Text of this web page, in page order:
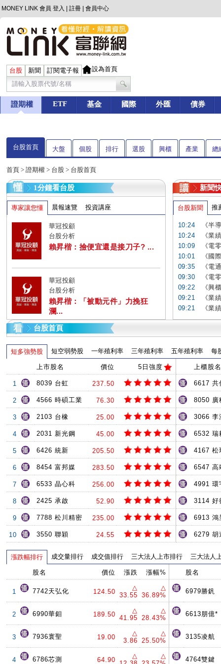
MONEY LINK 會員 登入 註冊 會員中心
台股 新聞 訂閱電子報 設為首頁
證期權 ETF 基金 國際 外匯 債券
台股首頁 大盤 個股 排行 選股 興櫃 產業 總
首頁 > 證期權 > 台股 > 台股首頁
1分鐘看台股
專家讓您懂 晨報速覽 投資講座
華冠投顧
台股分析
賴昇楷：撿便宜還是接刀子? ...
華冠投顧
台股分析
賴昇楷：「被動元件」力挽狂
瀾...
新聞
台股新聞 推
10:24
《半
10:24
《業
10:09
《電
10:01
《國
09:35
《電
09:30
《電
09:22
《興
09:21
《業
09:21
《業
台股首頁
短多強勢股 短空弱勢股 一年殖利率 三年殖利率 五年殖利率 每
上市股名 價位 5日強度
1 8039 台虹 237.50
2 4566 時碩工業 76.30
3 2103 台橡 25.00
4 2031 新光鋼 45.00
5 6426 統新 205.50
6 8454 富邦媒 283.50
7 6533 晶心科 256.00
8 2425 承啟 52.90
9 7788 松川精密 235.00
10 3550 聯穎 24.55
上櫃股名
6617 共
8050 廣
3066 李
6532 瑞
4167 松
6547 高
4991 環
3114 好
6913 鴻
6279 胡
漲跌幅排行 成交量排行 成交值排行 三大法人上市排行 三大法人
股名 價位 漲跌 漲幅%
1 7742天弘化 124.50
△
33.55
△
36.89%
2 6990華鉬 189.50
△
41.95
△
28.43%
3 7936寰聖 19.00
△
3.86
△
25.50%
4 6786芯測 64.90
△
△
股名
6979勝釩
6613朋億*
3135凌航
4764雙鍵